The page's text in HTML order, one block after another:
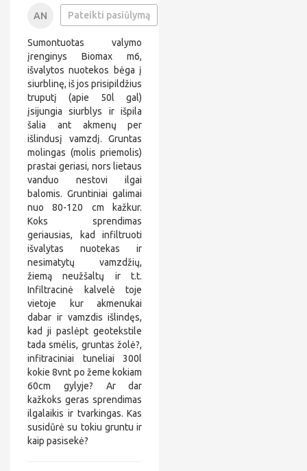
AN
0
6
*
*
*
*
8
*
*
*
*
*
*
*
*
*
.
c
o
Pateikti pasiūlymą
Sumontuotas valymo
įrenginys Biomax m6,
išvalytos nuotekos bėga į
siurblinę, iš jos prisipildžius
truputį (apie 50l gal)
įsijungia siurblys ir išpila
šalia ant akmenų per
išlindusį vamzdį. Gruntas
molingas (molis priemolis)
prastai geriasi, nors lietaus
vanduo nestovi ilgai
balomis. Gruntiniai galimai
nuo 80-120 cm kažkur.
Koks sprendimas
geriausias, kad infiltruoti
išvalytas nuotekas ir
nesimatytų vamzdžių,
žiemą neužšaltų ir t.t.
Infiltracinė kalvelė toje
vietoje kur akmenukai
dabar ir vamzdis išlindęs,
kad ji paslėpt geotekstile
tada smėlis, gruntas žolė?,
infitraciniai tuneliai 300l
kokie 8vnt po žeme kokiam
60cm gylyje? Ar dar
kažkoks geras sprendimas
ilgalaikis ir tvarkingas. Kas
susidūrė su tokiu gruntu ir
kaip pasisekė?